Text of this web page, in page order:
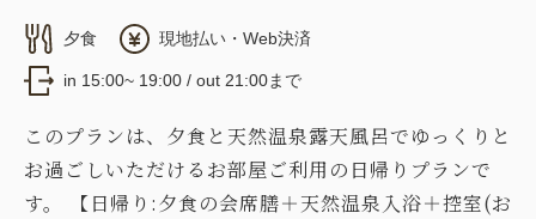
夕食 現地払い・Web決済
in 15:00~ 19:00 / out 21:00まで
このプランは、夕食と天然温泉露天風呂でゆっくりと
お過ごしいただけるお部屋ご利用の日帰りプランで
す。 【日帰り:夕食の会席膳＋天然温泉入浴＋控室(お